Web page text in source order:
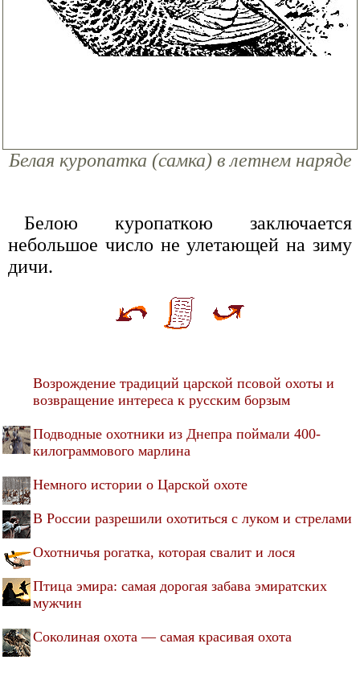
Белая куропатка (самка) в летнем наряде
Белою куропаткою заключается
небольшое число не улетающей на зиму
дичи.
Возрождение традиций царской псовой охоты и
возвращение интереса к русским борзым
Подводные охотники из Днепра поймали 400-
килограммового марлина
Немного истории о Царской охоте
В России разрешили охотиться с луком и стрелами
Охотничья рогатка, которая свалит и лося
Птица эмира: самая дорогая забава эмиратских
мужчин
Соколиная охота — самая красивая охота